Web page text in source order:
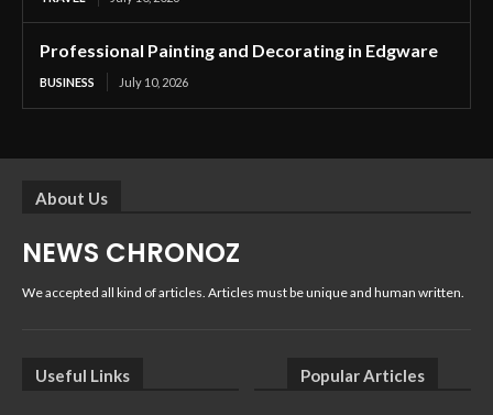
Professional Painting and Decorating in Edgware
BUSINESS July 10, 2026
About Us
NEWS CHRONOZ
We accepted all kind of articles. Articles must be unique and human written.
Useful Links Popular Articles